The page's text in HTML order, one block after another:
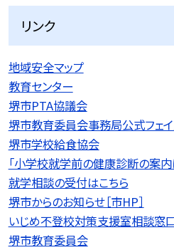
リンク
地域安全マップ
教育センター
堺市PTA協議会
堺市教育委員会事務局公式フェイ
堺市学校給食協会
「小学校就学前の健康診断の案内
就学相談の受付はこちら
堺市からのお知らせ［市HP］
いじめ不登校対策支援室相談窓
堺市教育委員会